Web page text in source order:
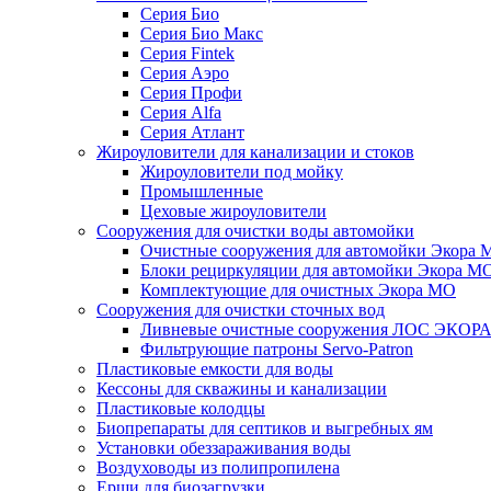
Серия Био
Серия Био Макс
Серия Fintek
Серия Аэро
Серия Профи
Серия Alfa
Серия Атлант
Жироуловители для канализации и стоков
Жироуловители под мойку
Промышленные
Цеховые жироуловители
Сооружения для очистки воды автомойки
Очистные сооружения для автомойки Экора
Блоки рециркуляции для автомойки Экора
Комплектующие для очистных Экора МО
Сооружения для очистки сточных вод
Ливневые очистные сооружения ЛОС ЭКОРА
Фильтрующие патроны Servo-Patron
Пластиковые емкости для воды
Кессоны для скважины и канализации
Пластиковые колодцы
Биопрепараты для септиков и выгребных ям
Установки обеззараживания воды
Воздуховоды из полипропилена
Ерши для биозагрузки